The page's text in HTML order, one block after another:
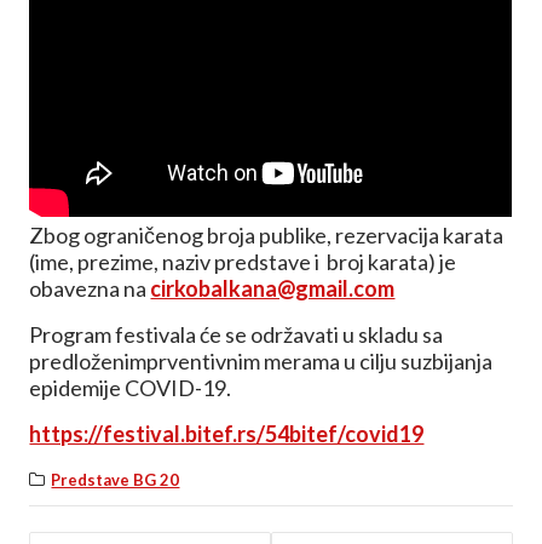
Zbog ograničenog broja publike, rezervacija karata
(ime, prezime, naziv predstave i broj karata) je
obavezna na cirkobalkana@gmail.com
Program festivala će se održavati u skladu sa
predloženimprventivnim merama u cilju suzbijanja
epidemije COVID-19.
https://festival.bitef.rs/54bitef/covid19
Predstave BG 20